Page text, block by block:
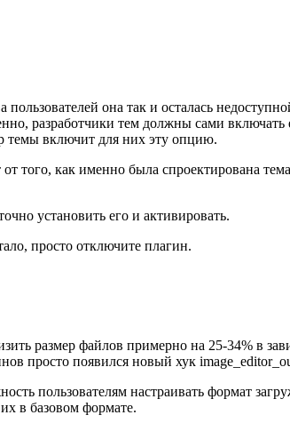
она так и осталась
разработчики тем должны сами включать
темы включит для них эту опцию.
того, как именно была спроектирована
установить его и активировать.
просто отключите плагин.
размер файлов примерно на 25-34% в
просто появился новый хук
пользователям настраивать формат
в базовом формате.